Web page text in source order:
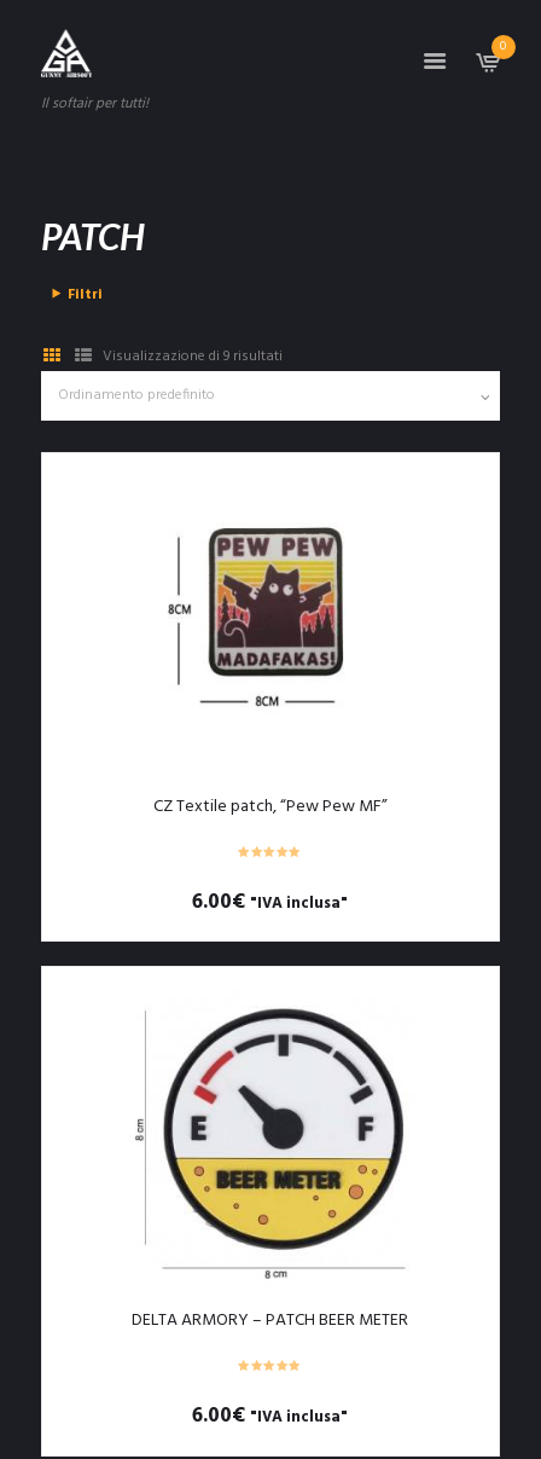
Il softair per tutti!
0
PATCH
Filtri
Visualizzazione di 9 risultati
CZ Textile patch, “Pew Pew MF”
6.00€ "IVA inclusa"
più
varianti.
Le
possono
essere
scelte
nella
pagina
del
prodotto
DELTA ARMORY – PATCH BEER METER
6.00€ "IVA inclusa"